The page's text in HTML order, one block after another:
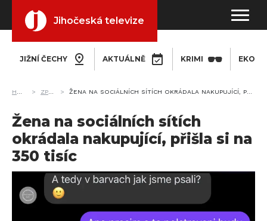
Jihočeská televize
JIŽNÍ ČECHY AKTUÁLNĚ KRIMI
HOME ZPRÁVY ŽENA NA SOCIÁLNÍCH SÍTÍCH OKRÁDALA NAKUPUJÍCÍ, PŘIŠLA SI NA 350 TISÍC
Žena na sociálních sítích
okrádala nakupující, přišla si na
350 tisíc